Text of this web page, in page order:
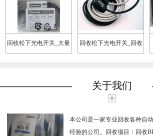
回收松下光电开关_大量
回收松下光电开关
回收松下光电开关_回收
松下光电开关EX-14A
关于我们
本公司是一家专业回收各种自
经验的公司。回收项目：回收